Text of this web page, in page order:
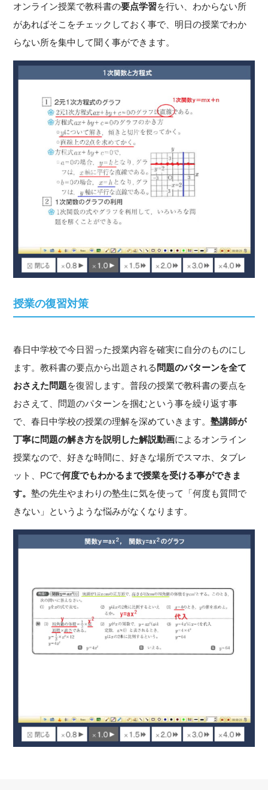
オンライン授業で教科書の要点学習を行い、わからない所
があればそこをチェックしておく事で、明日の授業でわか
らない所を集中して聞く事ができます。
授業の復習対策
春日中学校で今日習った授業内容を確実に自分のものにし
ます。教科書の要点から出題される 問題のパターンを全て
おさえた問題を復習します。普段の授業で教科書の要点を
おさえて、問題のパターンを掴むという事を繰り返す事
で、春日中学校の授業の理解を深めていきます。塾講師が
丁寧に問題の解き方を説明した解説動画によるオンライン
授業なので、好きな時間に、好きな場所でスマホ、タブレ
ット、PCで何度でもわかるまで授業を受ける事ができま
す。塾の先生やまわりの塾生に気を使って「何度も質問で
きない」というような悩みがなくなります。